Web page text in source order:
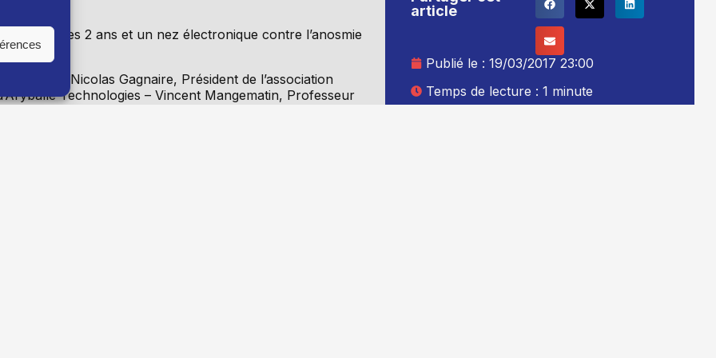
» fête ses 2 ans et un nez électronique contre l’anosmie
Bouge – Nicolas Gagnaire, Président de l’association
Technologies – Vincent Mangematin, Professeur
article
Publié le :19/03/2017 23:00
Temps de lecture : 1 minute